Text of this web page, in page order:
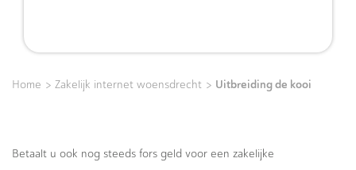
Home > Zakelijk internet woensdrecht > Uitbreiding de kooi
Betaalt u ook nog steeds fors geld voor een zakelijke